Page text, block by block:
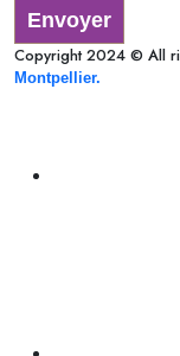
Envoyer
Copyright 2024 © All
Montpellier.